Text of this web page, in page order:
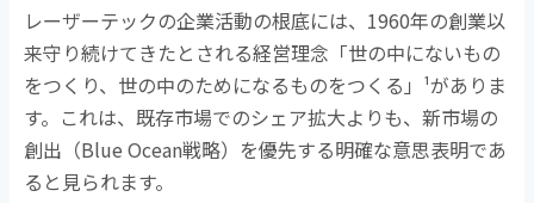
レーザーテックの企業活動の根底には、 1960年の創業以
来守り続けてきたとされる経営理念「世の中にないもの
をつくり、世の中のためになるものをつくる」 ¹がありま
す。これは、既存市場でのシェア拡大よりも、新市場の
創出（Blue Ocean戦略）を優先する明確な意思表明であ
ると見られます。